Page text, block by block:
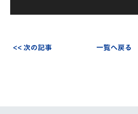
<< 次の記事 一覧へ戻る